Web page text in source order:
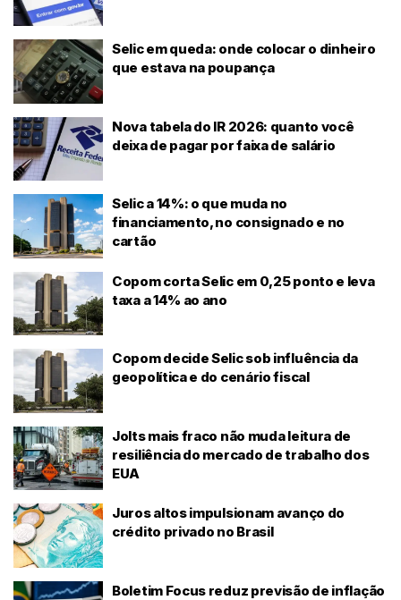
Selic em queda: onde colocar o dinheiro
que estava na poupança
Nova tabela do IR 2026: quanto você
deixa de pagar por faixa de salário
Selic a 14%: o que muda no
financiamento, no consignado e no
cartão
Copom corta Selic em 0,25 ponto e leva
taxa a 14% ao ano
Copom decide Selic sob influência da
geopolítica e do cenário fiscal
Jolts mais fraco não muda leitura de
resiliência do mercado de trabalho dos
EUA
Juros altos impulsionam avanço do
crédito privado no Brasil
Boletim Focus reduz previsão de inflação